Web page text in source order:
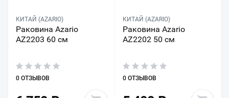
КИТАЙ (AZARIO)
Раковина Azario
AZ2203 60 см
0 ОТЗЫВОВ
КИТАЙ (AZARIO)
Раковина Azario
AZ2202 50 см
0 ОТЗЫВОВ